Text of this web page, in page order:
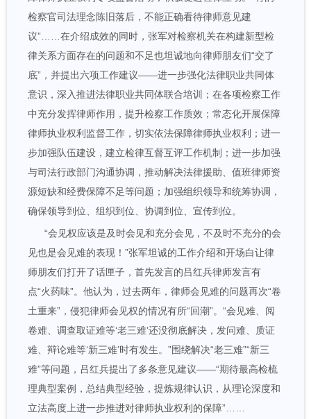
检察官司法理念陈旧落后，不能正确看待律师意见建
议”……在介绍成效的同时，张军对检察机关在构建新型检
律关系方面存在的问题和不足也坦诚地向律师朋友们“交了
底”，并提出六项工作建议——进一步强化法律职业共同体
意识，深入推进法律职业共同体联合培训；在各项检察工作
中充分发挥律师作用，提升检察工作质效；常态化开展保障
律师执业权利监督工作，切实依法保障律师执业权利；进一
步加强队伍建设，建立检律互督互评工作机制；进一步加强
与司法行政部门沟通协调，推动解决法律援助、值班律师资
源短缺和经费保障不足等问题；加强组织领导和统筹协调，
确保领导到位、组织到位、协调到位、宣传到位。
“会见权应该是及时会见和充分会见，不及时不充分的会
见也是会见难的表现！”张军坦诚的工作介绍和开场白让律
师朋友们打开了话匣子，首先发言的吕红兵律师发言有
点“火药味”。他认为，过去两年，律师会见难的问题再次“卷
土重来”，侵犯律师会见权的情况有所“回潮”。“会见难、阅
卷难、调查取证难等‘老三难’还没彻底解决，发问难、质证
难、辩论难等‘新三难’时有发生。”围绕解决“老三难”“新三
难”等问题，吕红兵提出了多条意见建议——“期待最高检梳
理典型案例，总结典型经验，提炼规律认识，从理论深度和
立法高度上进一步推进对律师执业权利的保障”……